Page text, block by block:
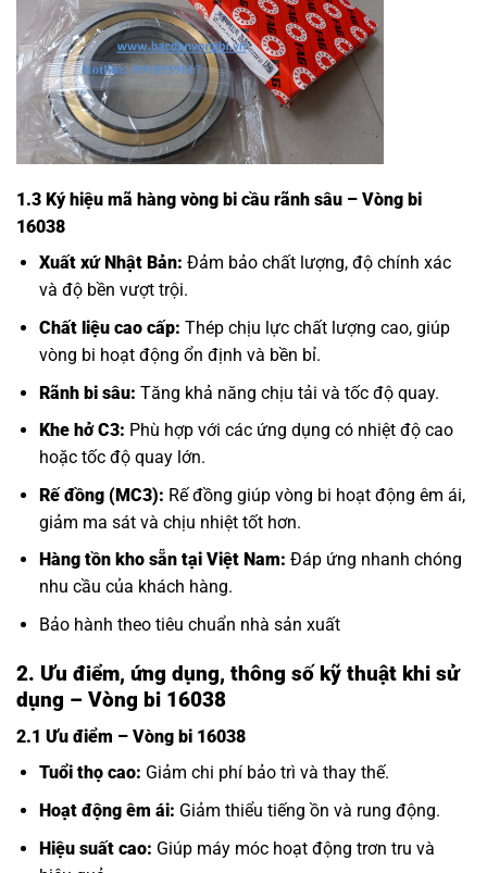
1.3 Ký hiệu mã hàng vòng bi cầu rãnh sâu – Vòng bi
16038
Xuất xứ Nhật Bản: Đảm bảo chất lượng, độ chính xác
và độ bền vượt trội.
Chất liệu cao cấp: Thép chịu lực chất lượng cao, giúp
vòng bi hoạt động ổn định và bền bỉ.
Rãnh bi sâu: Tăng khả năng chịu tải và tốc độ quay.
Khe hở C3: Phù hợp với các ứng dụng có nhiệt độ cao
hoặc tốc độ quay lớn.
Rế đồng (MC3): Rế đồng giúp vòng bi hoạt động êm ái,
giảm ma sát và chịu nhiệt tốt hơn.
Hàng tồn kho sẵn tại Việt Nam: Đáp ứng nhanh chóng
nhu cầu của khách hàng.
Bảo hành theo tiêu chuẩn nhà sản xuất
2. Ưu điểm, ứng dụng, thông số kỹ thuật khi sử
dụng – Vòng bi 16038
2.1 Ưu điểm – Vòng bi 16038
Tuổi thọ cao: Giảm chi phí bảo trì và thay thế.
Hoạt động êm ái: Giảm thiểu tiếng ồn và rung động.
Hiệu suất cao: Giúp máy móc hoạt động trơn tru và